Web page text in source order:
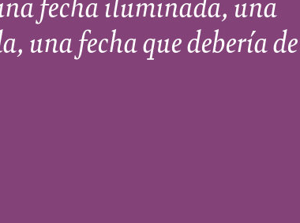
una fecha que debería de